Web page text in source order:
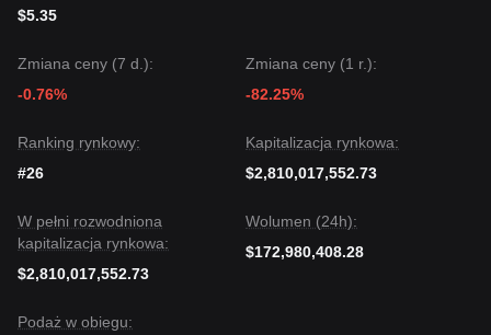
$5.35
Zmiana ceny (7 d.):
-0.76%
Zmiana ceny (1 r.):
-82.25%
Ranking rynkowy:
#26
Kapitalizacja rynkowa:
$2,810,017,552.73
W pełni rozwodniona
kapitalizacja rynkowa:
$2,810,017,552.73
Wolumen (24h):
$172,980,408.28
Podaż w obiegu: